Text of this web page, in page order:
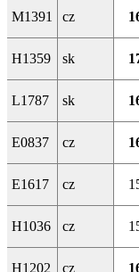
M1391 cz
H1359 sk
L1787 sk
E0837 cz
E1617 cz
H1036 cz
H1202 cz